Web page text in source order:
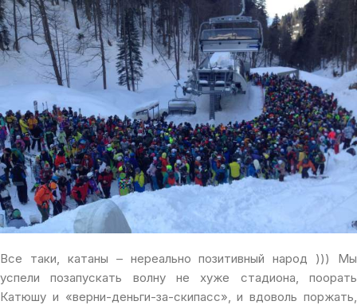
Все таки, катаны – нереально позитивный народ ))) Мы
успели позапускать волну не хуже стадиона, поорать
Катюшу и «верни-деньги-за-скипасс», и вдоволь поржать,